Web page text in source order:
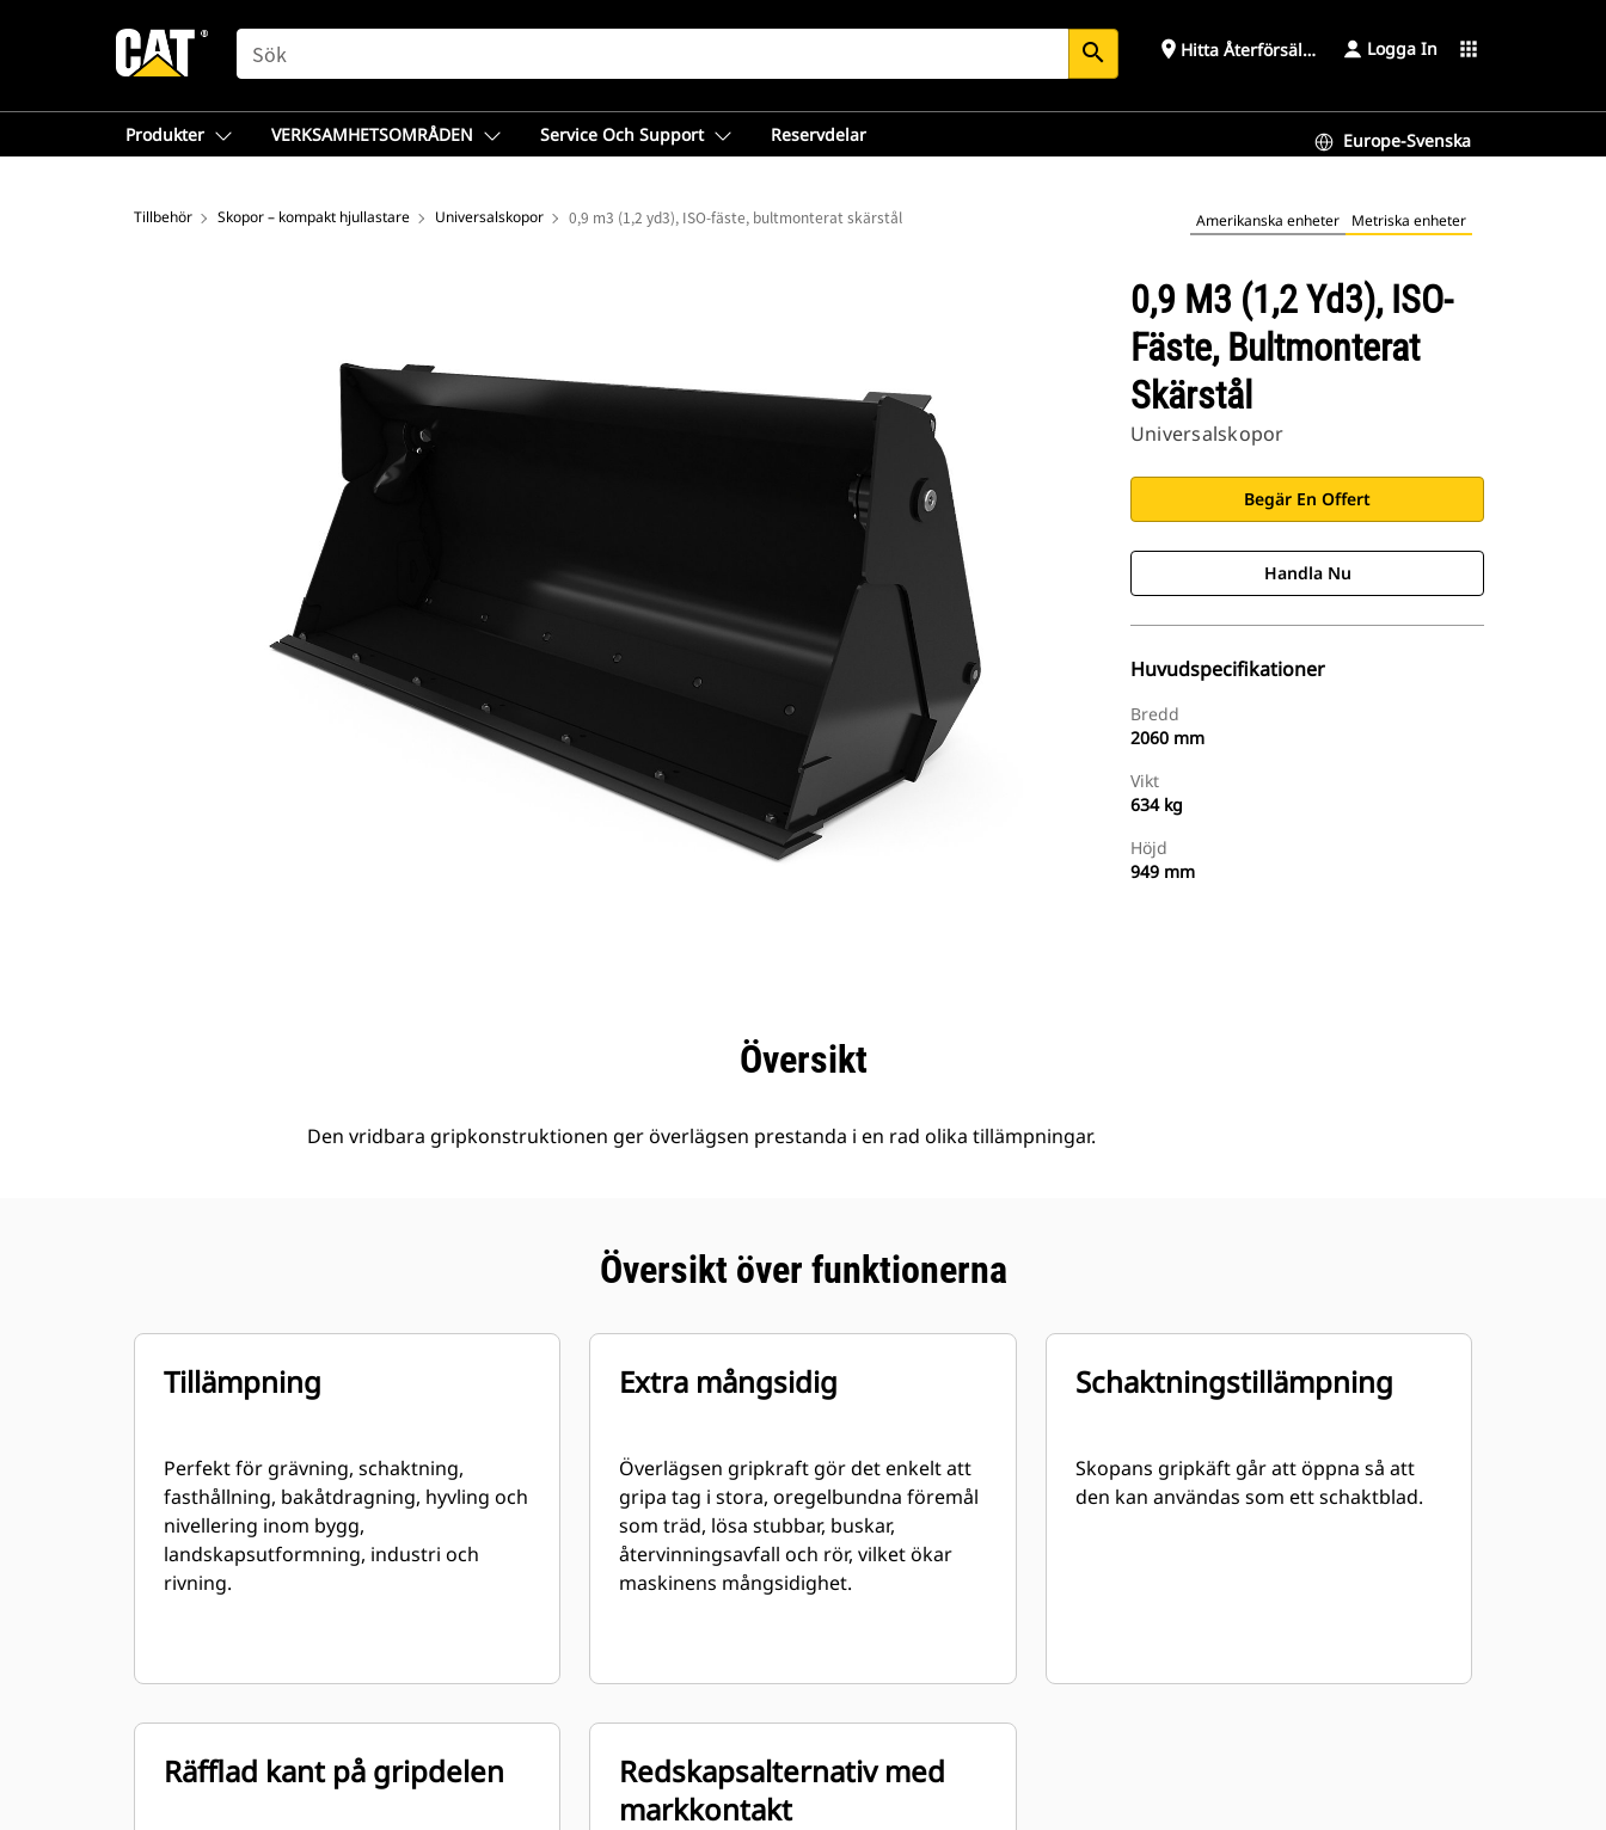
SEARCH search place Hitta Återförsäljare Logga In apps
Produkter VERKSAMHETSOMRÅDEN Service Och Support Reservdelar Europe-Svenska
Tillbehör Skopor – kompakt hjullastare Universalskopor 0,9 m3 (1,2 yd3), ISO-fäste, bultmonterat skärstål Amerikanska enheter Metriska enheter
0,9 M3 (1,2 Yd3), ISO-
Fäste, Bultmonterat
Skärstål
Universalskopor
Begär En Offert
Handla Nu
Huvudspecifikationer
Bredd
2060 mm
Vikt
634 kg
Höjd
949 mm
SpecifikationerÖversikt
Den vridbara gripkonstruktionen ger överlägsen prestanda i en rad olika tillämpningar.
Översikt över funktionerna
Tillämpning
Perfekt för grävning, schaktning,
fasthållning, bakåtdragning, hyvling och
nivellering inom bygg,
landskapsutformning, industri och
rivning.
Extra mångsidig
Överlägsen gripkraft gör det enkelt att
gripa tag i stora, oregelbundna föremål
som träd, lösa stubbar, buskar,
återvinningsavfall och rör, vilket ökar
maskinens mångsidighet.
Schaktningstillämpning
Skopans gripkäft går att öppna så att
den kan användas som ett schaktblad.
Räfflad kant på gripdelen
Redskapsalternativ med
markkontakt